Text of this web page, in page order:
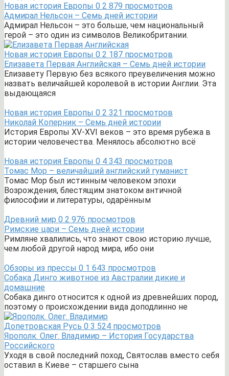
Новая история Европы 0 2 879 просмотров
Адмирал Нельсон – Семь дней истории
Адмирал Нельсон – это больше, чем национальный
герой – это один из символов Великобритании.
Новая история Европы 0 2 187 просмотров
Елизавета Первая Английская – Семь дней истории
Елизавету Первую без всякого преувеличения можно
назвать величайшей королевой в истории Англии. Эта
выдающаяся
Новая история Европы 0 2 321 просмотров
Николай Коперник – Семь дней истории
История Европы XV-XVI веков – это время рубежа в
истории человечества. Менялось абсолютно всё
Новая история Европы 0 4 343 просмотров
Томас Мор – величайший английский гуманист
Томас Мор был истинным человеком эпохи
Возрождения, блестящим знатоком античной
философии и литературы, одарённым
Древний мир 0 2 976 просмотров
Римские цари – Семь дней истории
Римляне хвалились, что знают свою историю лучше,
чем любой другой народ мира, ибо они
Обзоры из прессы 0 1 643 просмотров
Собака Динго животное из Австралии дикие и
домашние
Собака динго относится к одной из древнейших пород,
поэтому о происхождении вида доподлинно не
Допетровская Русь 0 3 524 просмотров
Ярополк. Олег. Владимир – История Государства
Российского
Уходя в свой последний поход, Святослав вместо себя
оставил в Киеве – старшего сына